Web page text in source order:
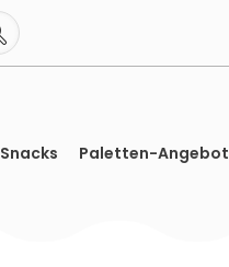
Snacks Paletten-Angebot